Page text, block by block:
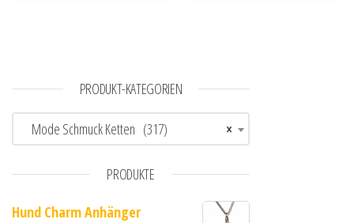
PRODUKT-KATEGORIEN
×
Mode Schmuck Ketten (317)
PRODUKTE
Hund Charm Anhänger